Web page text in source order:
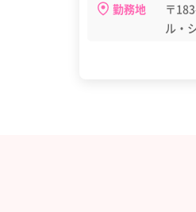
勤務地
〒
ル・